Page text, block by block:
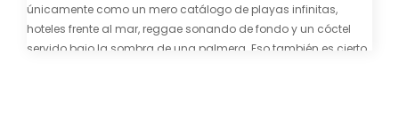
únicamente como un mero catálogo de playas infinitas,
hoteles frente al mar, reggae sonando de fondo y un cóctel
servido bajo la sombra de una palmera. Eso también es cierto.